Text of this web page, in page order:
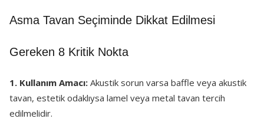
Asma Tavan Seçiminde Dikkat Edilmesi
Gereken 8 Kritik Nokta
1. Kullanım Amacı: Akustik sorun varsa baffle veya akustik
tavan, estetik odaklıysa lamel veya metal tavan tercih
edilmelidir.